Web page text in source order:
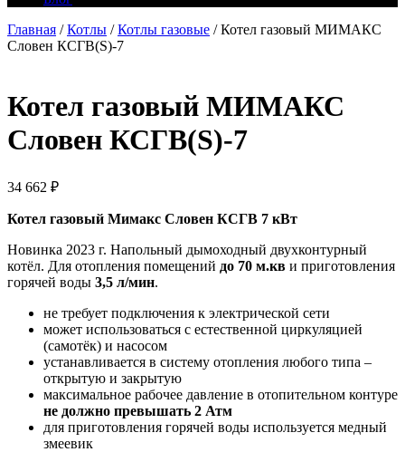
Главная /Котлы /Котлы газовые / Котел газовый МИМАКС
Словен КСГВ(S)-7
Котел газовый МИМАКС
Словен КСГВ(S)-7
34 662 ₽
Котел газовый Мимакс Словен КСГВ 7 кВт
Новинка 2023 г. Напольный дымоходный двухконтурный
котёл. Для отопления помещений до 70 м.кв и приготовления
горячей воды 3,5 л/мин.
не требует подключения к электрической сети
может использоваться с естественной циркуляцией
(самотёк) и насосом
устанавливается в систему отопления любого типа –
открытую и закрытую
максимальное рабочее давление в отопительном контуре
не должно превышать 2 Атм
для приготовления горячей воды используется медный
змеевик